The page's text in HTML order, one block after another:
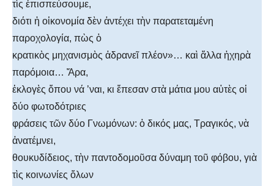
τὶς ἐπισπεύσουμε,
διότι ἡ οἰκονομία δὲν ἀντέχει τὴν παρατεταμένη
παροχολογία, πὼς ὁ
κρατικὸς μηχανισμὸς ἀδρανεῖ πλέον»… καὶ ἄλλα ἠχηρὰ
παρόμοια… Ἄρα,
ἐκλογὲς ὅπου νά ’ναι, κι ἔπεσαν στὰ μάτια μου αὐτὲς οἱ
δύο φωτοδότριες
φράσεις τῶν δύο Γνωμόνων: ὁ δικός μας, Τραγικός, νὰ
ἀνατέμνει,
θουκυδίδειος, τὴν παντοδομοῦσα δύναμη τοῦ φόβου, γιὰ
τὶς κοινωνίες ὅλων